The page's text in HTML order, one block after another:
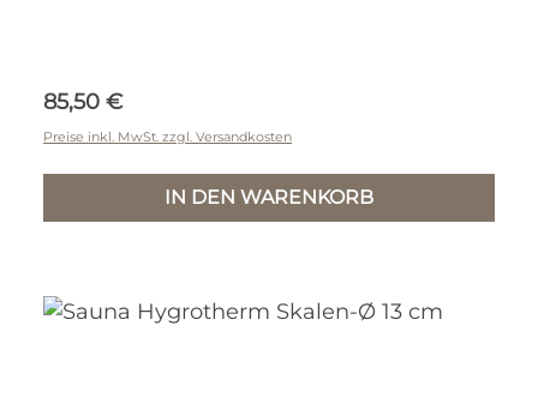
Regulärer Preis:
85,50 €
Preise inkl. MwSt. zzgl. Versandkosten
IN DEN WARENKORB